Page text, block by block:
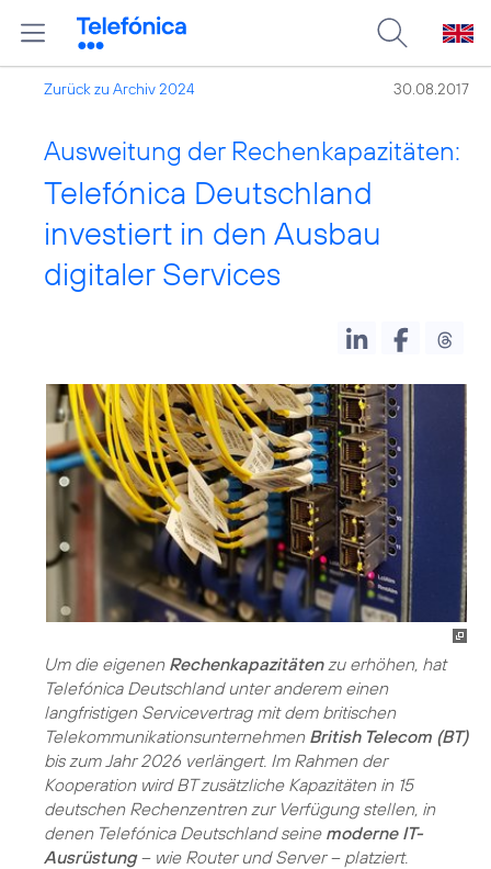
Zurück zu Archiv 2024 30.08.2017
Ausweitung der Rechenkapazitäten:
Telefónica Deutschland
investiert in den Ausbau
digitaler Services
Um die eigenen Rechenkapazitätenzu erhöhen, hat
Telefónica Deutschland unter anderem einen
langfristigen Servicevertrag mit dem britischen
Telekommunikationsunternehmen British Telecom (BT)
bis zum Jahr 2026 verlängert. Im Rahmen der
Kooperation wird BT zusätzliche Kapazitäten in 15
deutschen Rechenzentren zur Verfügung stellen, in
denen Telefónica Deutschland seine moderne IT-
Ausrüstung– wie Router und Server – platziert.